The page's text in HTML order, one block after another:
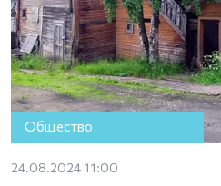
Общество
24.08.2024 11:00